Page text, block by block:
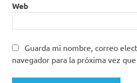
Web
Guarda mi nombre, correo
navegador para la próxima vez